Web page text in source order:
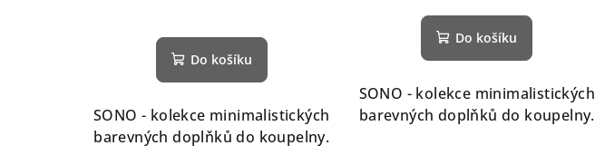
Do košíku
SONO - kolekce minimalistických
barevných doplňků do koupelny.
Do košíku
SONO - kolekce minimalistických
barevných doplňků do koupelny.